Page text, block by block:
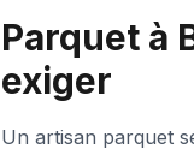
Parquet à
exiger
Un artisan parquet